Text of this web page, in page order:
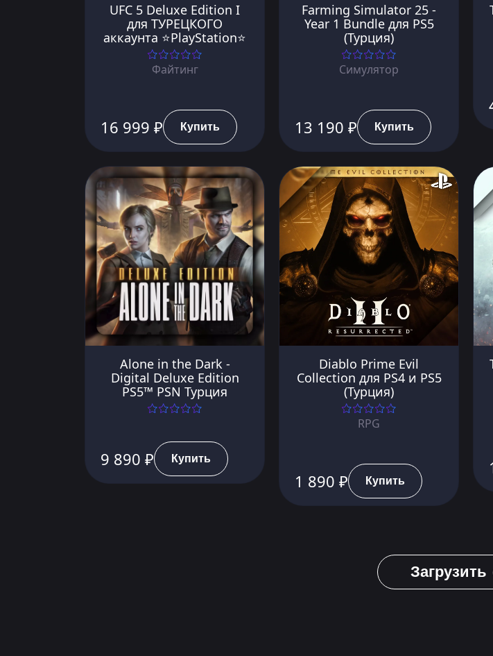
UFC 5 Deluxe Edition I
для ТУРЕЦКОГО
аккаунта ⭐PlayStation⭐
Файтинг
16 999 ₽ Купить
Farming Simulator 25 -
Year 1 Bundle для PS5
(Турция)
Симулятор
13 190 ₽ Купить
Alone in the Dark -
Digital Deluxe Edition
PS5™ PSN Турция
9 890 ₽ Купить
Diablo Prime Evil
Collection для PS4 и PS5
(Турция)
RPG
1 890 ₽ Купить